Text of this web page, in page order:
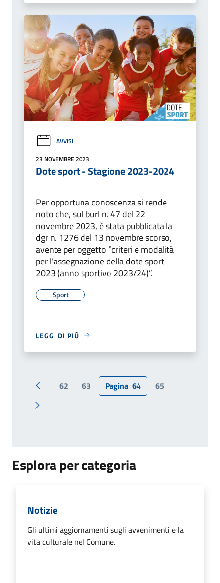
AVVISI
23 NOVEMBRE 2023
Dote sport - Stagione 2023-2024
Per opportuna conoscenza si rende
noto che, sul burl n. 47 del 22
novembre 2023, è stata pubblicata la
dgr n. 1276 del 13 novembre scorso,
avente per oggetto “criteri e modalità
per l’assegnazione della dote sport
2023 (anno sportivo 2023/24)”.
Sport
LEGGI DI PIÙ
Pagina precedente
62 63 Pagina 64 65
Pagina successiva
Esplora per categoria
Notizie
Gli ultimi aggiornamenti sugli avvenimenti e la
vita culturale nel Comune.